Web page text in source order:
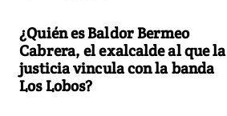
¿Quién es Baldor Bermeo
Cabrera, el exalcalde al que la
justicia vincula con la banda
Los Lobos?